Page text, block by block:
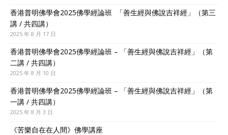
香港普明佛學會2025佛學經論班 「善生經與佛說吉祥經」（第三
講 / 共四講）
2025 年 8 月 17 日
香港普明佛學會2025佛學經論班 – 「善生經與佛說吉祥經」（第
二講 / 共四講）
2025 年 8 月 10 日
香港普明佛學會2025佛學經論班 – 「善生經與佛說吉祥經」（第
一講 / 共四講）
2025 年 8 月 3 日
《苦樂自在在人間》佛學講座